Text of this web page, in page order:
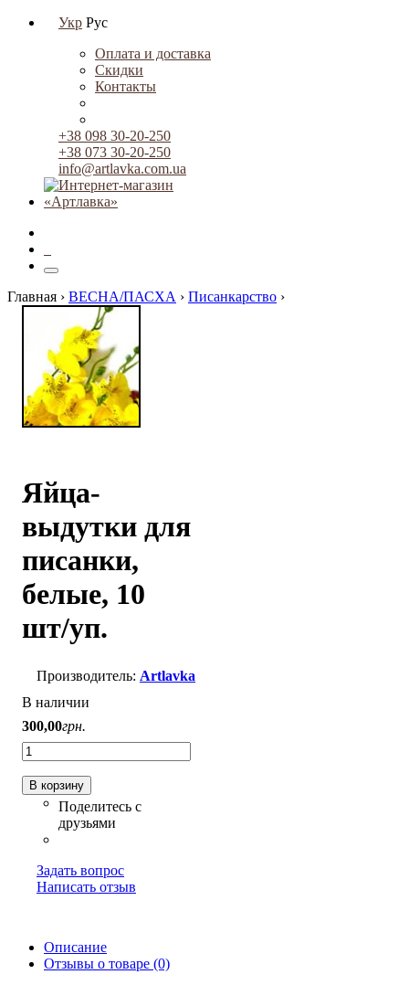
Укр Рус
Оплата и доставка
Скидки
Контакты
+38 098 30-20-250
+38 073 30-20-250
info@artlavka.com.ua
Главная › ВЕСНА/ПАСХА › Писанкарство ›
Яйца-
выдутки для
писанки,
белые, 10
шт/уп.
Artlavka
В наличии
300,00грн.
В корзину
Задать вопрос
Написать отзыв
Описание
Отзывы о товаре (0)